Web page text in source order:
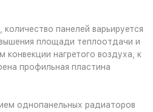
панелей варьируется
площади теплоотдачи и
конвекции нагретого воздуха, к
профильная пластина
однопанельных радиаторов